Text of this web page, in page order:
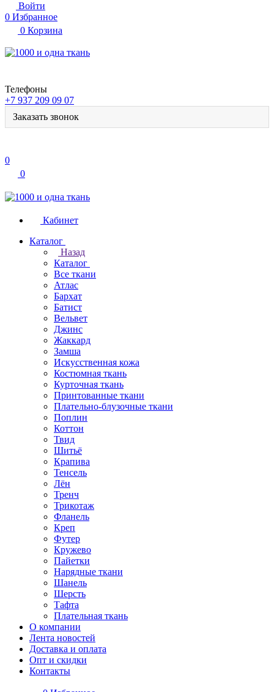
Войти
0 Избранное
0 Корзина
Телефоны
+7 937 209 09 07
Заказать звонок
0
0
Кабинет
Каталог
Назад
Каталог
Все ткани
Атлас
Бархат
Батист
Вельвет
Джинс
Жаккард
Замша
Искусственная кожа
Костюмная ткань
Курточная ткань
Принтованные ткани
Плательно-блузочные ткани
Поплин
Коттон
Твид
Шитьё
Крапива
Тенсель
Лён
Тренч
Трикотаж
Фланель
Креп
Футер
Кружево
Пайетки
Нарядные ткани
Шанель
Шерсть
Тафта
Плательная ткань
О компании
Лента новостей
Доставка и оплата
Опт и скидки
Контакты